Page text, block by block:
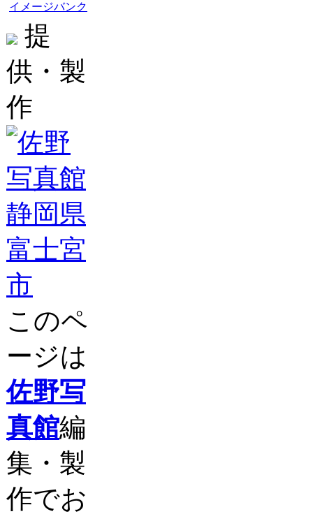
イメージバンク
提
供・製
作
このペ
ージは
佐野写
真館編
集・製
作でお